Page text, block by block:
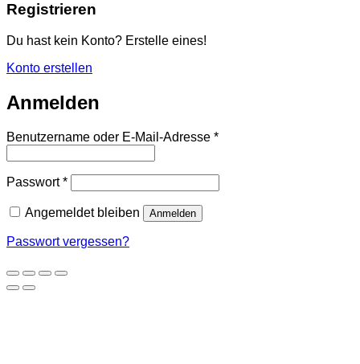
Registrieren
Du hast kein Konto? Erstelle eines!
Konto erstellen
Anmelden
Benutzername oder E-Mail-Adresse *Erforderlich
Passwort*Erforderlich
Angemeldet bleiben Anmelden
Passwort vergessen?